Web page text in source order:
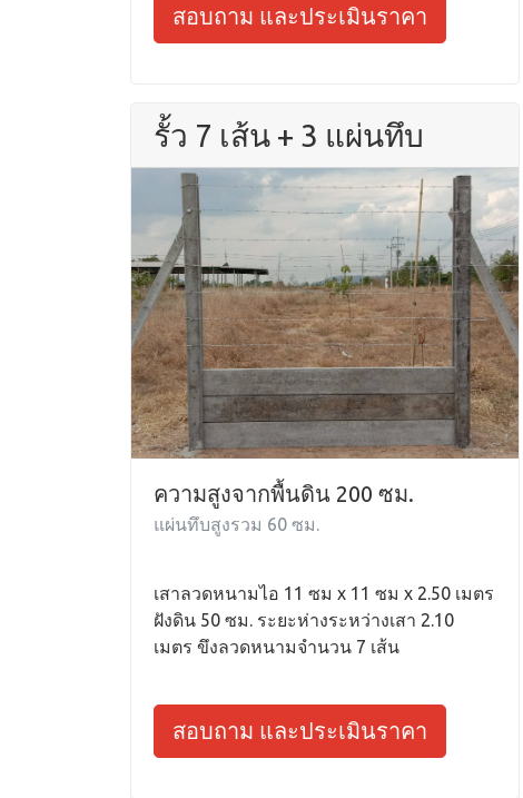
สอบถาม และประเมินราคา
รั้ว 7 เส้น + 3 แผ่นทึบ
ความสูงจากพื้นดิน 200 ซม.
แผ่นทึบสูงรวม 60 ซม.
เสาลวดหนามไอ 11 ซม x 11 ซม x 2.50 เมตร
ฝังดิน 50 ซม. ระยะห่างระหว่างเสา 2.10
เมตร ขึงลวดหนามจำนวน 7 เส้น
สอบถาม และประเมินราคา